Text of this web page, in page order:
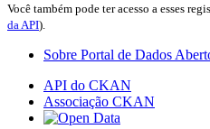
Você também pode ter acesso a esses
da API).
Sobre Portal de Dados
API do CKAN
Associação CKAN